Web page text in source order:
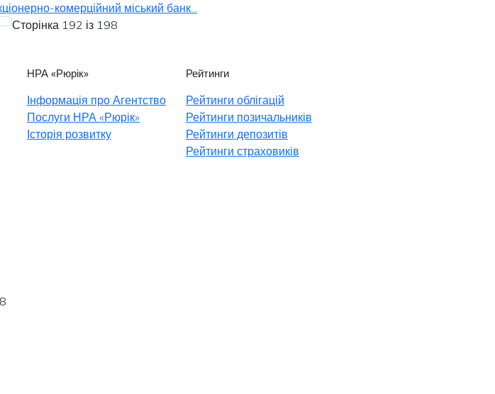
комерційний міський банк...
Сторінка 192 із 198
НРА «Рюрік»
Інформація про Агентство
Послуги НРА «Рюрік»
Історія розвитку
Рейтинги
Рейтинги облігацій
Рейтинги позичальників
Рейтинги депозитів
Рейтинги страховиків